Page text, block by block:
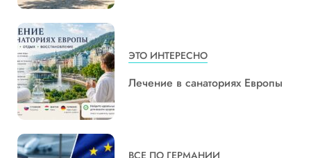
ЭТО ИНТЕРЕСНО
Лечение в санаториях Европы
ВСЕ ПО ГЕРМАНИИ